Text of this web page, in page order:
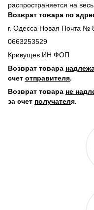
распространяется на
Возврат товара по
г. Одесса Новая Почта №
0663253529
Кривущев ИН ФОП
Возврат товара
счет отправителя.
Возврат товара не
за счет получателя.